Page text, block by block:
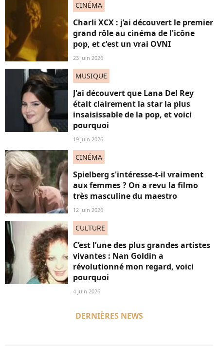
CINÉMA
Charli XCX : j’ai découvert le premier
grand rôle au cinéma de l'icône
pop, et c'est un vrai OVNI
23 juin 2026
MUSIQUE
J'ai découvert que Lana Del Rey
était clairement la star la plus
insaisissable de la pop, et voici
pourquoi
19 juin 2026
CINÉMA
Spielberg s'intéresse-t-il vraiment
aux femmes ? On a revu la filmo
très masculine du maestro
12 juin 2026
CULTURE
C’est l’une des plus grandes artistes
vivantes : Nan Goldin a
révolutionné mon regard, voici
pourquoi
4 juin 2026
DERNIÈRES NEWS